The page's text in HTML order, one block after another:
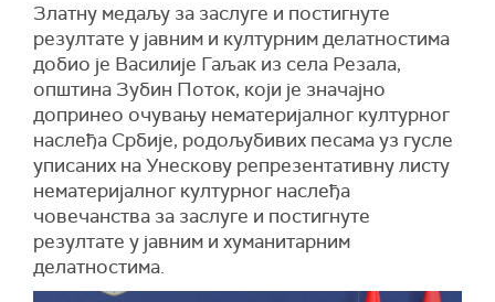
Златну медаљу за заслуге и постигнуте
резултате у јавним и културним делатностима
добио је Василије Гаљак из села Резала,
општина Зубин Поток, који је значајно
допринео очувању нематеријалног културног
наслеђа Србије, родољубивих песама уз гусле
уписаних на Унескову репрезентативну листу
нематеријалног културног наслеђа
човечанства за заслуге и постигнуте
резултате у јавним и хуманитарним
делатностима.